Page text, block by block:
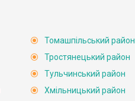
Томашпільський район
Тростянецький район
Тульчинський район
Хмільницький район